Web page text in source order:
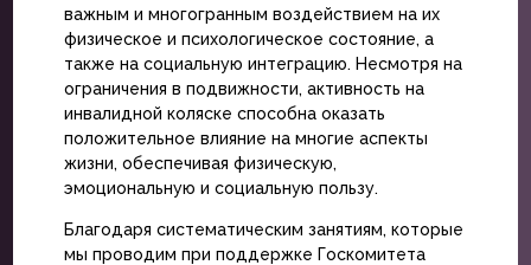
важным и многогранным воздействием на их
физическое и психологическое состояние, а
также на социальную интеграцию. Несмотря на
ограничения в подвижности, активность на
инвалидной коляске способна оказать
положительное влияние на многие аспекты
жизни, обеспечивая физическую,
эмоциональную и социальную пользу.
Благодаря систематическим занятиям, которые
мы проводим при поддержке Госкомитета